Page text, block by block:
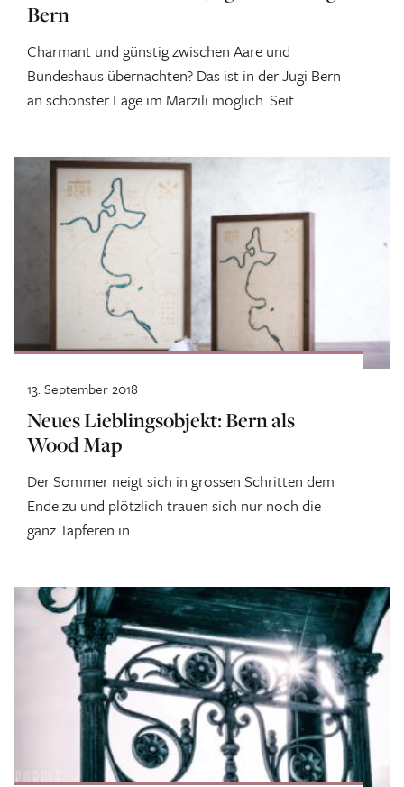
Bern
Charmant und günstig zwischen Aare und
Bundeshaus übernachten? Das ist in der Jugi Bern
an schönster Lage im Marzili möglich. Seit...
Neues Lieblingsobjekt: Bern als
Wood Map
Der Sommer neigt sich in grossen Schritten dem
Ende zu und plötzlich trauen sich nur noch die
ganz Tapferen in...
13. September 2018